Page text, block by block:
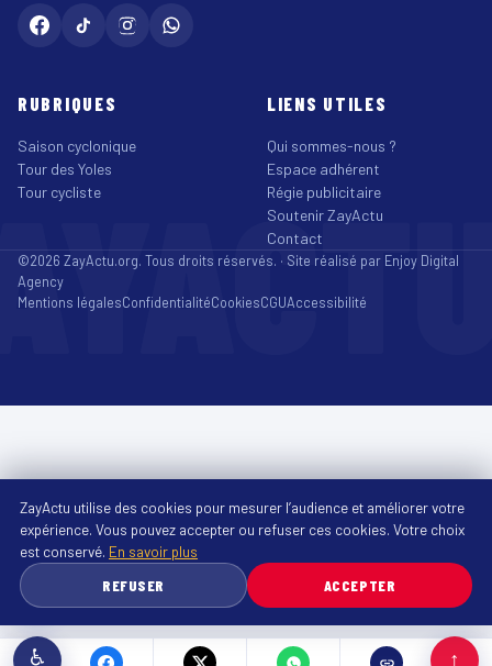
RUBRIQUES
Saison cyclonique
Tour des Yoles
Tour cycliste
LIENS UTILES
Qui sommes-nous ?
Espace adhérent
Régie publicitaire
Soutenir ZayActu
Contact
©2026 ZayActu.org. Tous droits réservés. · Site réalisé par Enjoy Digital
Agency
Mentions légalesConfidentialitéCookiesCGUAccessibilité
♿ ↑
ZayActu utilise des cookies pour mesurer l’audience et améliorer votre
expérience. Vous pouvez accepter ou refuser ces cookies. Votre choix
est conservé. En savoir plus
REFUSER
ACCEPTER